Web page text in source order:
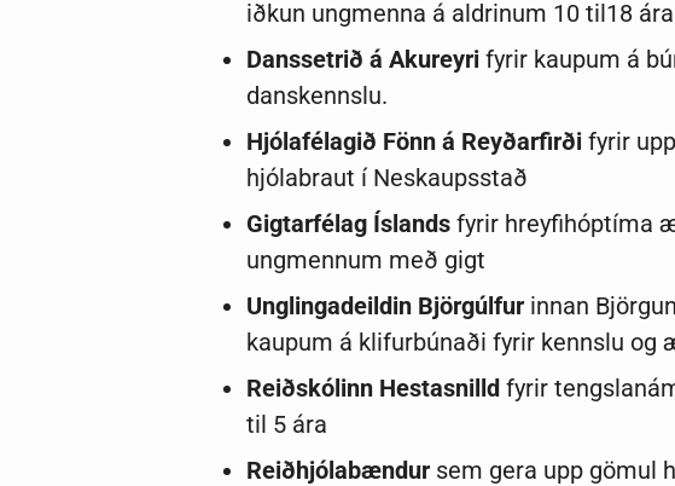
iðkun ungmenna á aldrinum 10 til18 ára
Danssetrið á Akureyri fyrir kaupum á
danskennslu.
Hjólafélagið Fönn á Reyðarfirði fyrir
hjólabraut í Neskaupsstað
Gigtarfélag Íslands fyrir hreyfihóptíma
ungmennum með gigt
Unglingadeildin Björgúlfur innan
kaupum á klifurbúnaði fyrir kennslu og
Reiðskólinn Hestasnilld fyrir
til 5 ára
Reiðhjólabændur sem gera upp gömul